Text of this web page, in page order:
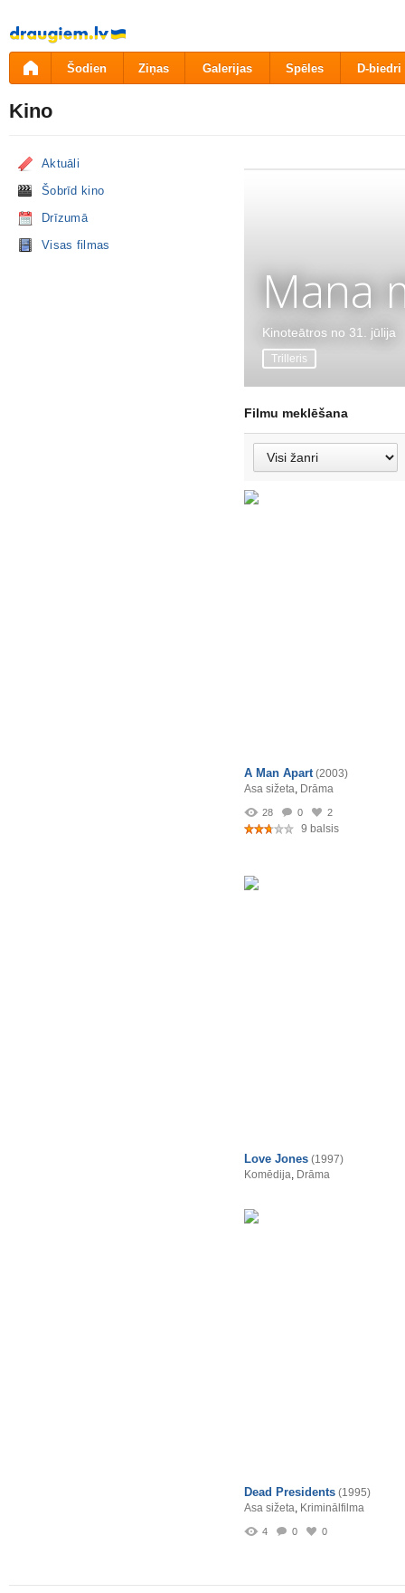
Pāriet
uz
saturu
Šodien Ziņas Galerijas Spēles D-biedri
Kino
Aktuāli
Šobrīd kino
Drīzumā
Visas filmas
Mana
Kinoteātros no 31. jūlija
Trilleris
Filmu meklēšana
A Man Apart (2003)
Asa sižeta, Drāma
28 0 2
9 balsis
Love Jones (1997)
Komēdija, Drāma
Dead Presidents (1995)
Asa sižeta, Kriminālfilma
4 0 0